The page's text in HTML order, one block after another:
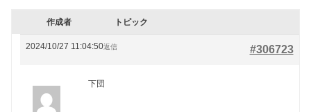
作成者 トピック
2024/10/27 11:04:50 #306723
返信
下団